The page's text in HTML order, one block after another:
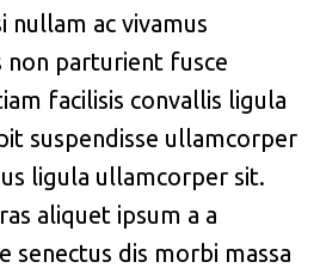
ac vivamus
non parturient fusce
facilisis convallis ligula
suspendisse ullamcorper
ligula ullamcorper sit.
aliquet ipsum a a
senectus dis morbi massa